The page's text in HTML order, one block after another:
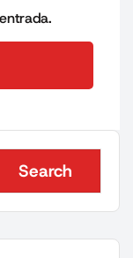
Search
Search